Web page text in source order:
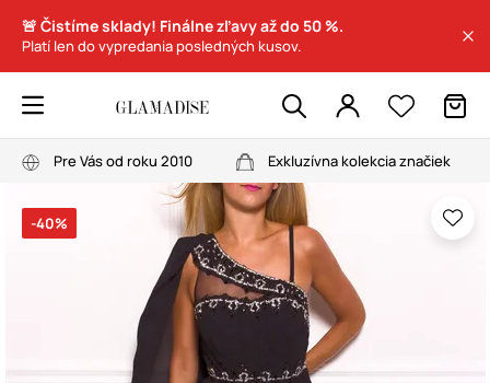
🚨 Čistíme sklady! Finálne zľavy až do 50 %.
Platí len do vypredania posledných kusov.
Pre Vás od roku 2010 Exkluzívna kolekcia značiek
-40%